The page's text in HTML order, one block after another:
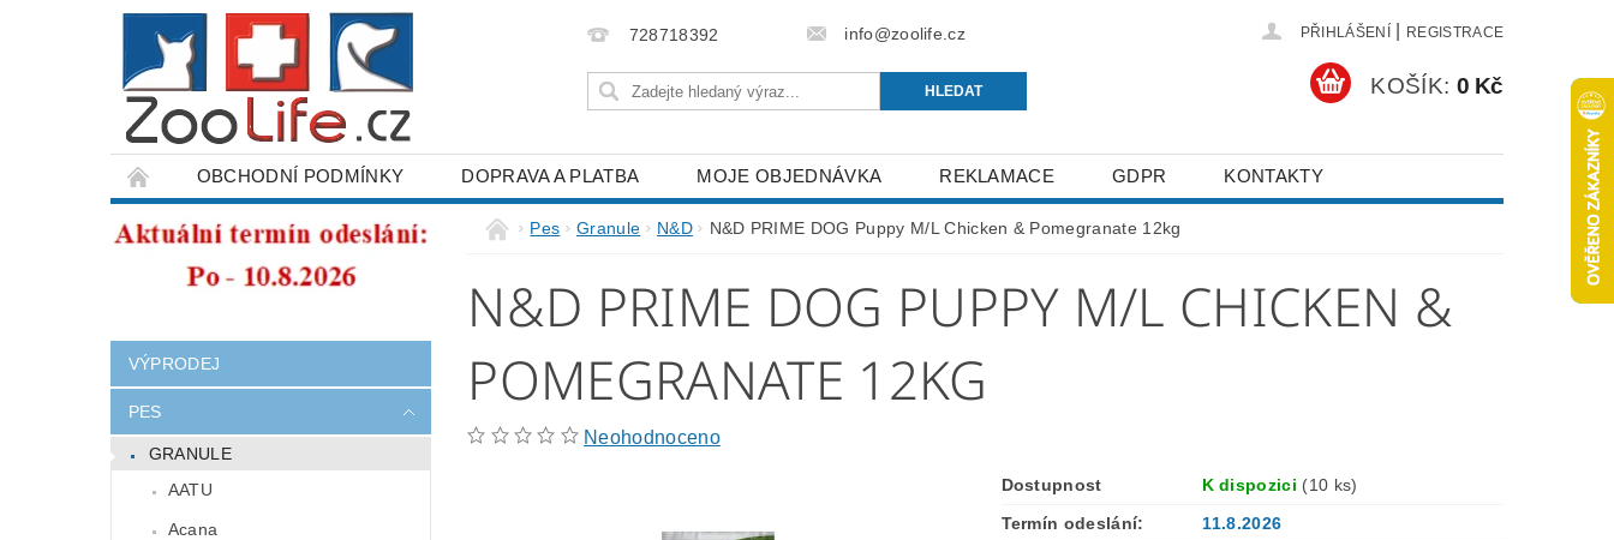
728718392 info@zoolife.cz PŘIHLÁŠENÍ REGISTRACE
KOŠÍK: 0 Kč
OBCHODNÍ PODMÍNKY DOPRAVA A PLATBA MOJE OBJEDNÁVKA REKLAMACE GDPR KONTAKTY
ODSTOUPENÍ OD SMLOUVY
VÝPRODEJ
PES
GRANULE
AATU
Acana
Pes Granule N&D N&D PRIME DOG Puppy M/L Chicken & Pomegranate 12kg
N&D PRIME DOG PUPPY M/L CHICKEN &
POMEGRANATE 12KG
Neohodnoceno
Dostupnost K dispozici (10 ks)
Termín odeslání:
11.8.2026